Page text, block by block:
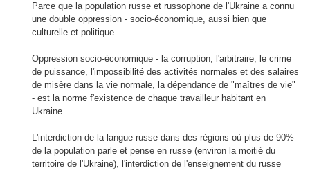
Parce que la population russe et russophone de l'Ukraine a connu
une double oppression - socio-économique, aussi bien que
culturelle et politique.
Oppression socio-économique - la corruption, l'arbitraire, le crime
de puissance, l'impossibilité des activités normales et des salaires
de misère dans la vie normale, la dépendance de "maîtres de vie"
- est la norme f'existence de chaque travailleur habitant en
Ukraine.
L'interdiction de la langue russe dans des régions où plus de 90%
de la population parle et pense en russe (environ la moitié du
territoire de l'Ukraine), l'interdiction de l'enseignement du russe